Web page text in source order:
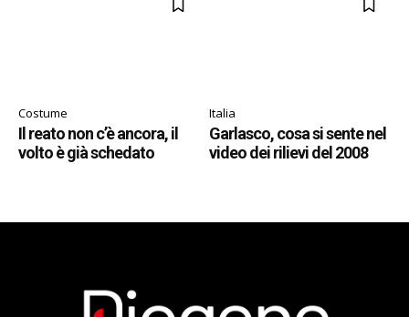
Costume
Il reato non c’è ancora, il
volto è già schedato
Italia
Garlasco, cosa si sente nel
video dei rilievi del 2008